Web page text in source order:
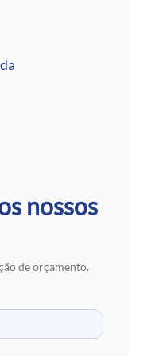
nossos
de orçamento.